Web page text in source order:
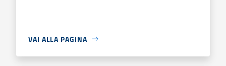
VAI ALLA PAGINA